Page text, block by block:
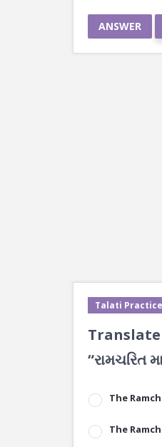
ANSWER
Talati
“રામચરિત
The
The